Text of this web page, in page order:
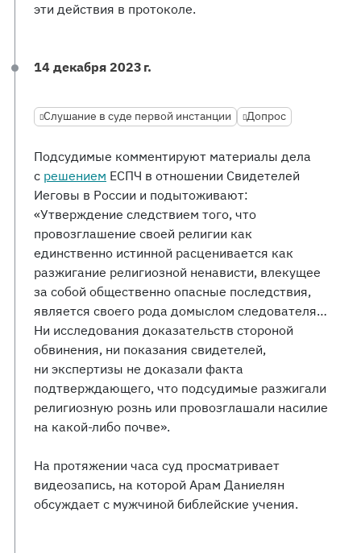
эти действия в протоколе.
14 декабря 2023 г.
Слушание в суде первой инстанции Допрос
Подсудимые комментируют материалы дела
с решением ЕСПЧ в отношении Свидетелей
Иеговы в России и подытоживают:
«Утверждение следствием того, что
провозглашение своей религии как
единственно истинной расценивается как
разжигание религиозной ненависти, влекущее
за собой общественно опасные последствия,
является своего рода домыслом следователя…
Ни исследования доказательств стороной
обвинения, ни показания свидетелей,
ни экспертизы не доказали факта
подтверждающего, что подсудимые разжигали
религиозную рознь или провозглашали насилие
на какой-либо почве».
На протяжении часа суд просматривает
видеозапись, на которой Арам Даниелян
обсуждает с мужчиной библейские учения.